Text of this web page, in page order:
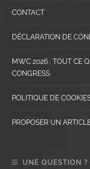
CONTACT
DÉCLARATION DE
MWC 2026 : TOUT CE
CONGRESS
POLITIQUE DE
PROPOSER UN
UNE QUESTION ?